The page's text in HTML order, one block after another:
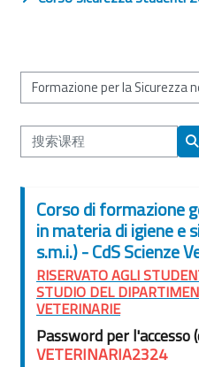
课程类别
搜索课程
Corso di formazione
in materia di igiene e
s.m.i.) - CdS Scienze
RISERVATO AGLI
STUDIO DEL
VETERINARIE
Password per
VETERINARIA2324